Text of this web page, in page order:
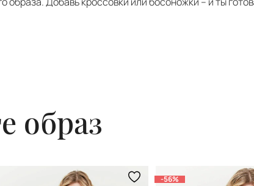
образ
-56%